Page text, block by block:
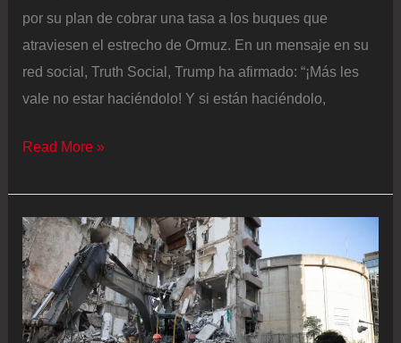
por su plan de cobrar una tasa a los buques que
atraviesen el estrecho de Ormuz. En un mensaje en su
red social, Truth Social, Trump ha afirmado: “¡Más les
vale no estar haciéndolo! Y si están haciéndolo,
Última
de
la
guerra
de
Estados
Unidos
Read More »